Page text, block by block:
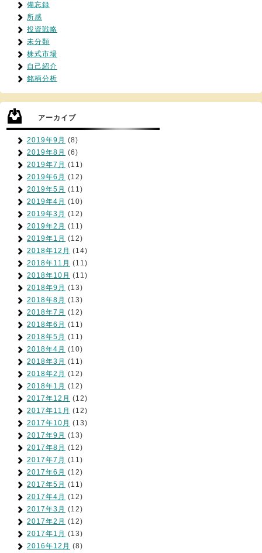
備忘録
所感
投資戦略
未分類
株式市場
自己紹介
銘柄分析
アーカイブ
2019年9月 (8)
2019年8月 (6)
2019年7月 (11)
2019年6月 (12)
2019年5月 (11)
2019年4月 (10)
2019年3月 (12)
2019年2月 (11)
2019年1月 (12)
2018年12月 (14)
2018年11月 (11)
2018年10月 (11)
2018年9月 (13)
2018年8月 (13)
2018年7月 (12)
2018年6月 (11)
2018年5月 (11)
2018年4月 (10)
2018年3月 (11)
2018年2月 (12)
2018年1月 (12)
2017年12月 (12)
2017年11月 (12)
2017年10月 (13)
2017年9月 (13)
2017年8月 (12)
2017年7月 (11)
2017年6月 (12)
2017年5月 (11)
2017年4月 (12)
2017年3月 (12)
2017年2月 (12)
2017年1月 (13)
2016年12月 (8)